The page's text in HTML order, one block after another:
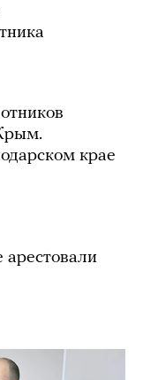
крае